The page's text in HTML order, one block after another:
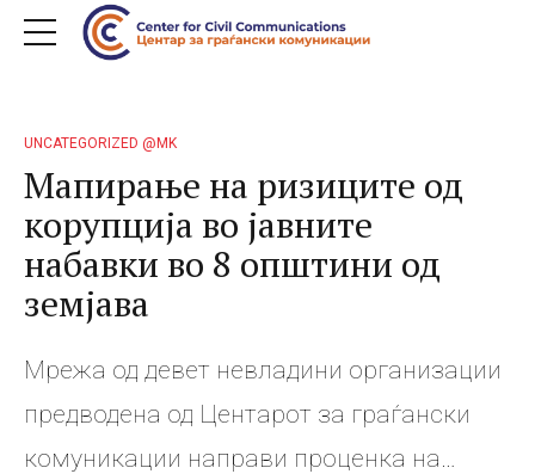
UNCATEGORIZED @MK
Мапирање на ризиците од
корупција во јавните
набавки во 8 општини од
земјава
Мрежа од девет невладини организации
предводена од Центарот за граѓански
комуникации направи проценка на